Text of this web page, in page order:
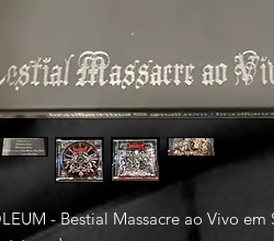
- Bestial Massacre ao Vivo em